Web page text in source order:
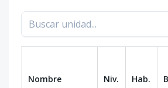
Nombre Niv. Hab.